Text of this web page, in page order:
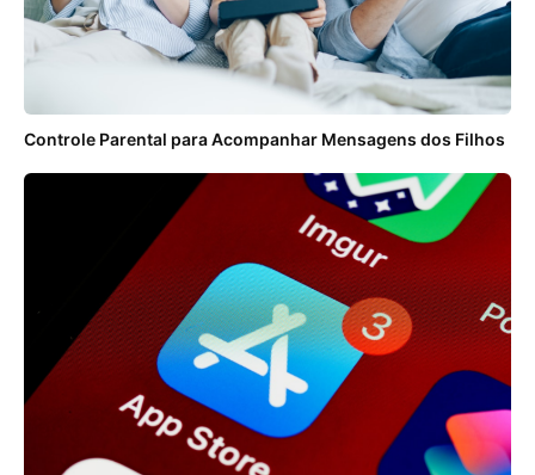
Controle Parental para Acompanhar Mensagens dos Filhos